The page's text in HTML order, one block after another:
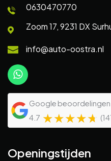
0630470770
Zoom 17, 9231 DX
info@auto-oostra.nl
Google beoordelingen
4.7 ☆☆☆☆☆
★★★★★
Openingstijden